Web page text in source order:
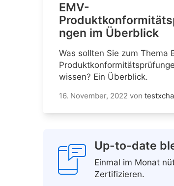
EMV-
ngen im Überblick
Was sollten Sie zum Thema
wissen? Ein Überblick.
16. November, 2022 von
Up-to-date
Einmal im Monat
Zertifizieren.